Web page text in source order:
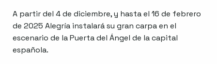
A partir del 4 de diciembre, y hasta el 16 de febrero
de 2025 Alegría instalará su gran carpa en el
escenario de la Puerta del Ángel de la capital
española.